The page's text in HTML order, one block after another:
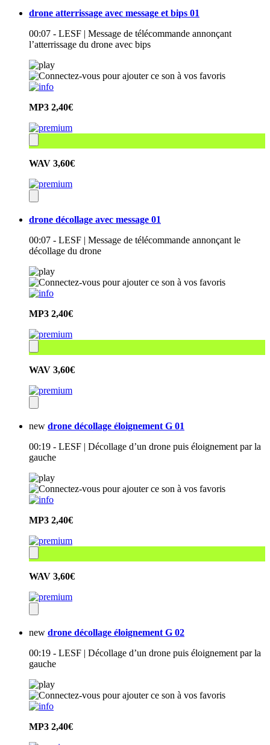
drone atterrissage avec message et bips 01
00:07 - LESF | Message de télécommande annonçant
l’atterrissage du drone avec bips
MP3 2,40€
WAV 3,60€
drone décollage avec message 01
00:07 - LESF | Message de télécommande annonçant le
décollage du drone
MP3 2,40€
WAV 3,60€
new drone décollage éloignement G 01
00:19 - LESF | Décollage d’un drone puis éloignement par la
gauche
MP3 2,40€
WAV 3,60€
new drone décollage éloignement G 02
00:19 - LESF | Décollage d’un drone puis éloignement par la
gauche
MP3 2,40€